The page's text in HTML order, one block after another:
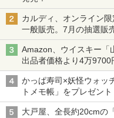
カルディ、オンライン
一般販売。7月の抽選販
Amazon、ウイスキー「
出品者価格より4万9700
かっぱ寿司×妖怪ウォッ
トメモ帳」をプレゼント
大戸屋、全長約20cmの